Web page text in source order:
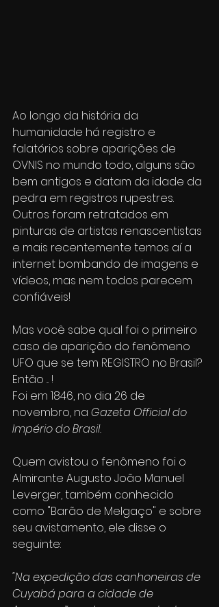
Ao longo da história da
humanidade há registro e
falatórios sobre aparições de
OVNIS no mundo todo, alguns são
bem antigos e datam da idade da
pedra em registros rupestres.
Outros foram retratados em
pinturas de artistas renascentistas
e mais recentemente temos aí a
internet bombando de imagens e
vídeos, mas nem todos parecem
confiáveis!
Mas você sabe qual foi o primeiro
caso de aparição do fenômeno
UFO que se tem REGISTRO no Brasil?
Então ... !
Foi em 1846, no dia 26 de
novembro, na Gazeta Official do
Império do Brasil.
Quem avistou o fenômeno foi o
Almirante Augusto João Manuel
Leverger, também conhecido
como "Barão de Melgaço" e sobre
seu avistamento, ele disse o
seguinte:
"Na expedição das canhoneiras de
Cuyabá para a cidade de